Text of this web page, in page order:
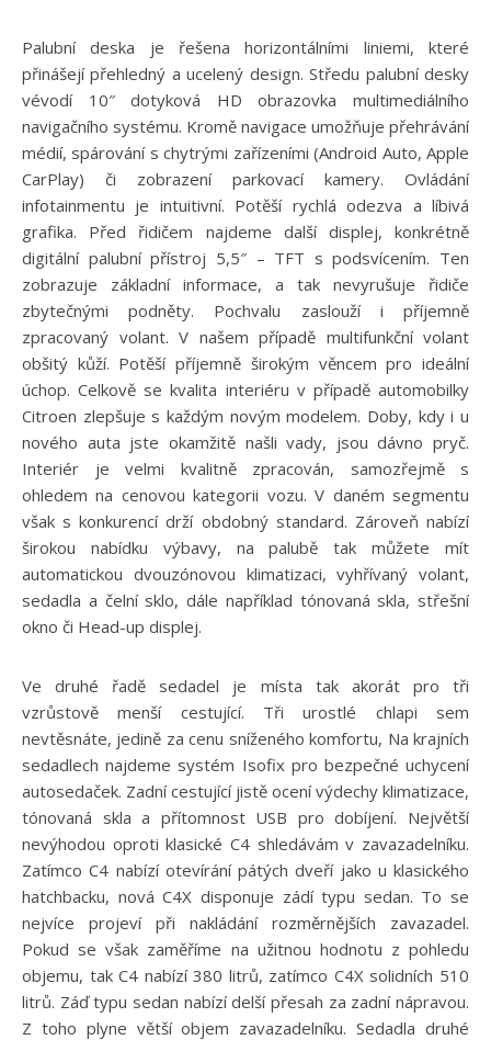
Palubní deska je řešena horizontálními liniemi, které
přinášejí přehledný a ucelený design. Středu palubní desky
vévodí 10″ dotyková HD obrazovka multimediálního
navigačního systému. Kromě navigace umožňuje přehrávání
médií, spárování s chytrými zařízeními (Android Auto, Apple
CarPlay) či zobrazení parkovací kamery. Ovládání
infotainmentu je intuitivní. Potěší rychlá odezva a líbivá
grafika. Před řidičem najdeme další displej, konkrétně
digitální palubní přístroj 5,5″ – TFT s podsvícením. Ten
zobrazuje základní informace, a tak nevyrušuje řidiče
zbytečnými podněty. Pochvalu zaslouží i příjemně
zpracovaný volant. V našem případě multifunkční volant
obšitý kůží. Potěší příjemně širokým věncem pro ideální
úchop. Celkově se kvalita interiéru v případě automobilky
Citroen zlepšuje s každým novým modelem. Doby, kdy i u
nového auta jste okamžitě našli vady, jsou dávno pryč.
Interiér je velmi kvalitně zpracován, samozřejmě s
ohledem na cenovou kategorii vozu. V daném segmentu
však s konkurencí drží obdobný standard. Zároveň nabízí
širokou nabídku výbavy, na palubě tak můžete mít
automatickou dvouzónovou klimatizaci, vyhřívaný volant,
sedadla a čelní sklo, dále například tónovaná skla, střešní
okno či Head-up displej.
Ve druhé řadě sedadel je místa tak akorát pro tři
vzrůstově menší cestující. Tři urostlé chlapi sem
nevtěsnáte, jedině za cenu sníženého komfortu, Na krajních
sedadlech najdeme systém Isofix pro bezpečné uchycení
autosedaček. Zadní cestující jistě ocení výdechy klimatizace,
tónovaná skla a přítomnost USB pro dobíjení. Největší
nevýhodou oproti klasické C4 shledávám v zavazadelníku.
Zatímco C4 nabízí otevírání pátých dveří jako u klasického
hatchbacku, nová C4X disponuje zádí typu sedan. To se
nejvíce projeví při nakládání rozměrnějších zavazadel.
Pokud se však zaměříme na užitnou hodnotu z pohledu
objemu, tak C4 nabízí 380 litrů, zatímco C4X solidních 510
litrů. Záď typu sedan nabízí delší přesah za zadní nápravou.
Z toho plyne větší objem zavazadelníku. Sedadla druhé